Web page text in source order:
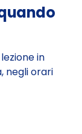
in
negli orari